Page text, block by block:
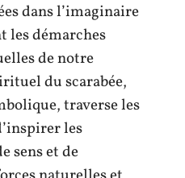
dans l’imaginaire
démarches
de notre
du scarabée,
traverse les
les
sens et de